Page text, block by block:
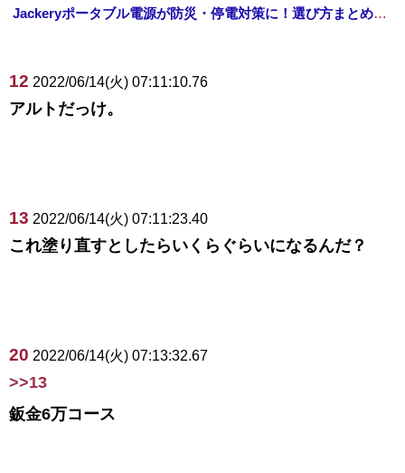
Jackeryポータブル電源が防災・停電対策に！選び方まとめ【プライムデー最終日】
12 2022/06/14(火) 07:11:10.76
アルトだっけ。
13 2022/06/14(火) 07:11:23.40
これ塗り直すとしたらいくらぐらいになるんだ？
20 2022/06/14(火) 07:13:32.67
>>13
鈑金6万コース